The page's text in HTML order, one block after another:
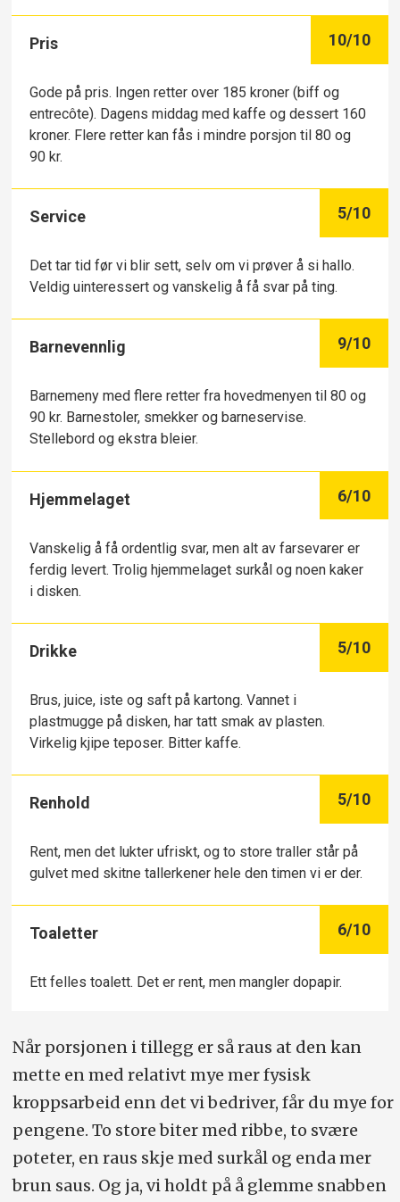
Pris 10/10
Gode på pris. Ingen retter over 185 kroner (biff og
entrecôte). Dagens middag med kaffe og dessert 160
kroner. Flere retter kan fås i mindre porsjon til 80 og
90 kr.
Service 5/10
Det tar tid før vi blir sett, selv om vi prøver å si hallo.
Veldig uinteressert og vanskelig å få svar på ting.
Barnevennlig 9/10
Barnemeny med flere retter fra hovedmenyen til 80 og
90 kr. Barnestoler, smekker og barneservise.
Stellebord og ekstra bleier.
Hjemmelaget 6/10
Vanskelig å få ordentlig svar, men alt av farsevarer er
ferdig levert. Trolig hjemmelaget surkål og noen kaker
i disken.
Drikke 5/10
Brus, juice, iste og saft på kartong. Vannet i
plastmugge på disken, har tatt smak av plasten.
Virkelig kjipe teposer. Bitter kaffe.
Renhold 5/10
Rent, men det lukter ufriskt, og to store traller står på
gulvet med skitne tallerkener hele den timen vi er der.
Toaletter 6/10
Ett felles toalett. Det er rent, men mangler dopapir.
Når porsjonen i tillegg er så raus at den kan
mette en med relativt mye mer fysisk
kroppsarbeid enn det vi bedriver, får du mye for
pengene. To store biter med ribbe, to svære
poteter, en raus skje med surkål og enda mer
brun saus. Og ja, vi holdt på å glemme snabben